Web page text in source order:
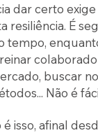
dar certo
resiliência. É
tempo,
buscar
Não é
isso, afinal